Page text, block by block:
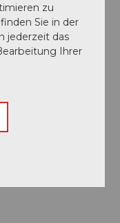
zu
Sie in der
jederzeit das
Ihrer